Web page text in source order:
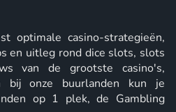
optimale casino-strategieën,
en uitleg rond dice slots, slots
van de grootste casino's,
bij onze buurlanden kun je
op 1 plek, de Gambling